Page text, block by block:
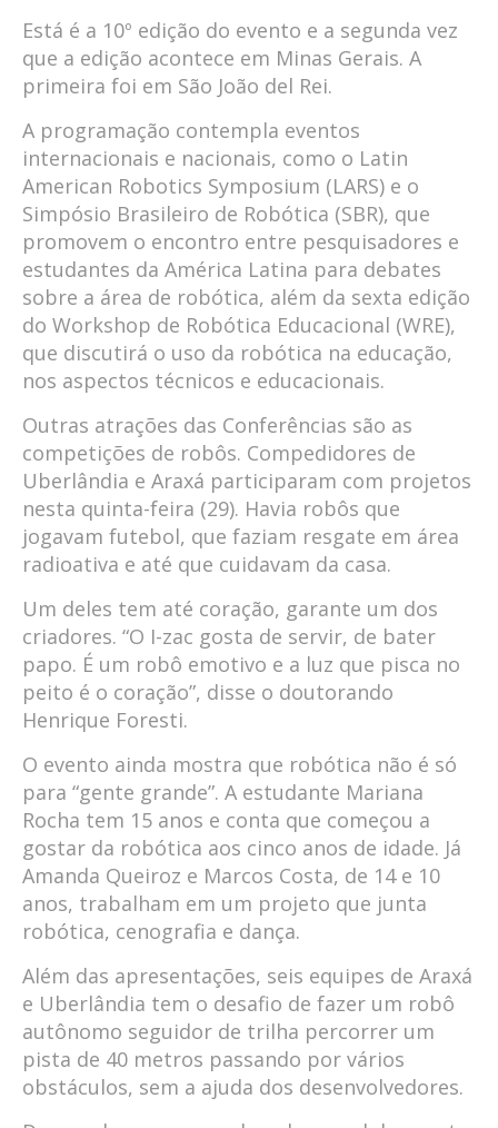
Está é a 10º edição do evento e a segunda vez
que a edição acontece em Minas Gerais. A
primeira foi em São João del Rei.
A programação contempla eventos
internacionais e nacionais, como o Latin
American Robotics Symposium (LARS) e o
Simpósio Brasileiro de Robótica (SBR), que
promovem o encontro entre pesquisadores e
estudantes da América Latina para debates
sobre a área de robótica, além da sexta edição
do Workshop de Robótica Educacional (WRE),
que discutirá o uso da robótica na educação,
nos aspectos técnicos e educacionais.
Outras atrações das Conferências são as
competições de robôs. Compedidores de
Uberlândia e Araxá participaram com projetos
nesta quinta-feira (29). Havia robôs que
jogavam futebol, que faziam resgate em área
radioativa e até que cuidavam da casa.
Um deles tem até coração, garante um dos
criadores. “O I-zac gosta de servir, de bater
papo. É um robô emotivo e a luz que pisca no
peito é o coração”, disse o doutorando
Henrique Foresti.
O evento ainda mostra que robótica não é só
para “gente grande”. A estudante Mariana
Rocha tem 15 anos e conta que começou a
gostar da robótica aos cinco anos de idade. Já
Amanda Queiroz e Marcos Costa, de 14 e 10
anos, trabalham em um projeto que junta
robótica, cenografia e dança.
Além das apresentações, seis equipes de Araxá
e Uberlândia tem o desafio de fazer um robô
autônomo seguidor de trilha percorrer um
pista de 40 metros passando por vários
obstáculos, sem a ajuda dos desenvolvedores.